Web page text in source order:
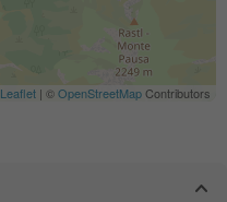
Leaflet | ©OpenStreetMapContributors